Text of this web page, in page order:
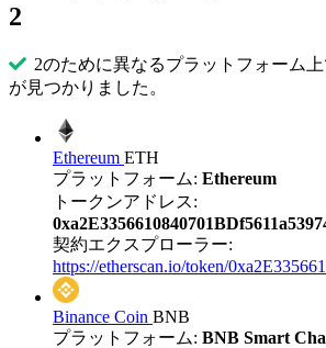
2
2のために異なるプラットフォーム
が見つかりました。
Ethereum ETH
プラットフォーム: Ethereum
トークンアドレス:
契約エクスプローラー:
https://etherscan.io/token/
Binance Coin BNB
プラットフォーム: BNB Smart